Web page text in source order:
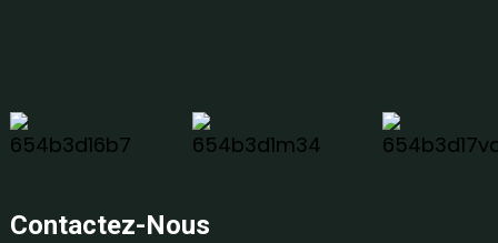
Contactez-Nous